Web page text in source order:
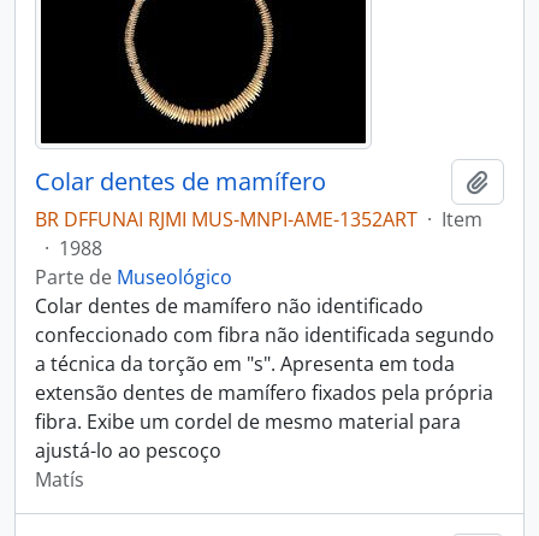
Colar dentes de mamífero
BR DFFUNAI RJMI MUS-MNPI-AME-1352ART · Item
· 1988
Parte de Museológico
Colar dentes de mamífero não identificado
confeccionado com fibra não identificada segundo
a técnica da torção em "s". Apresenta em toda
extensão dentes de mamífero fixados pela própria
fibra. Exibe um cordel de mesmo material para
ajustá-lo ao pescoço
Matís